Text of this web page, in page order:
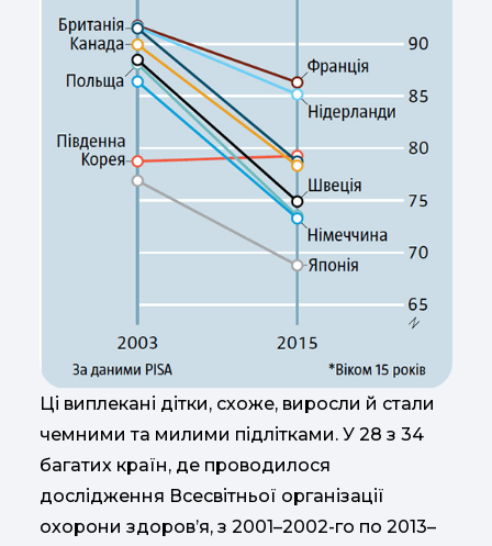
Ці виплекані дітки, схоже, виросли й стали
чемними та милими підлітками. У 28 з 34
багатих країн, де проводилося
дослідження Всесвітньої організації
охорони здоров’я, з 2001–2002-го по 2013–